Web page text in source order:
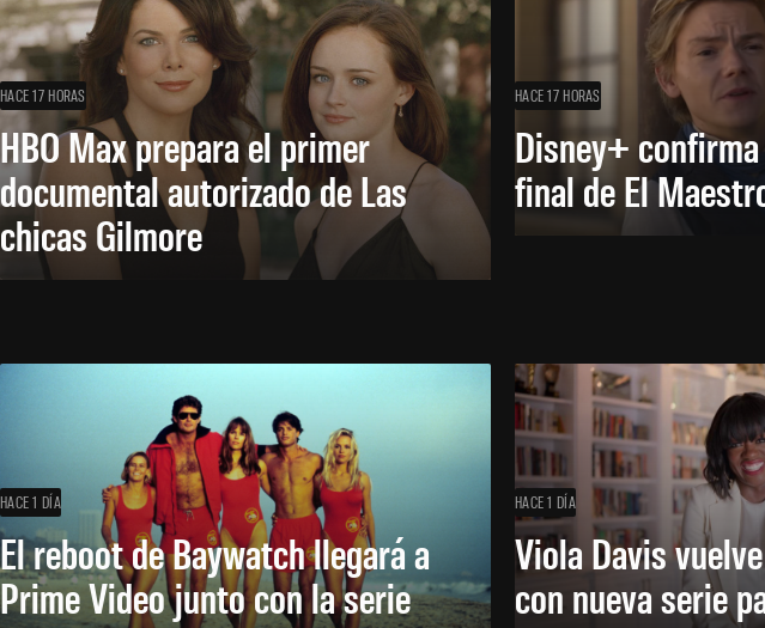
HACE 17 HORAS
HBO Max prepara el primer
documental autorizado de Las
chicas Gilmore
HACE 17 HORAS
Disney+
final de El
HACE 1 DÍA
El reboot de Baywatch llegará a
Prime Video junto con la serie
HACE 1 DÍA
Viola Davis
con nueva serie